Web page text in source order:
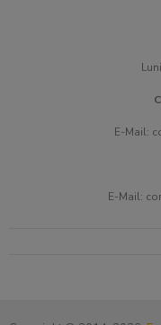
E-Mail:
E-Mail: